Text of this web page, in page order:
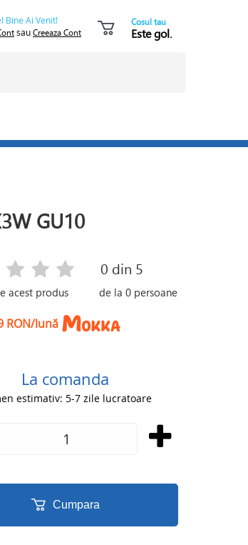
Bine Ai Venit!
sauCreeaza Cont
Cosul tau
Este gol.
GU10
acest produs
0 din 5
de la0 persoane
RON/lună
La comanda
estimativ: 5-7 zile lucratoare
Cumpara